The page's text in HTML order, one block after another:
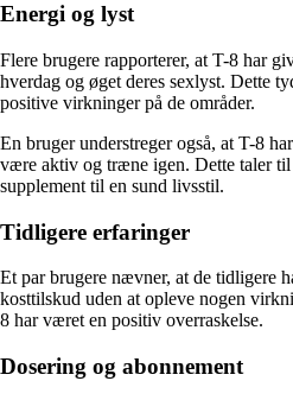
Energi og lyst
Flere brugere rapporterer, at T-8 har
hverdag og øget deres sexlyst. Dette
positive virkninger på de områder.
En bruger understreger også, at T-8
være aktiv og træne igen. Dette taler
supplement til en sund livsstil.
Tidligere erfaringer
Et par brugere nævner, at de tidligere
kosttilskud uden at opleve nogen
8 har været en positiv overraskelse.
Dosering og abonnement